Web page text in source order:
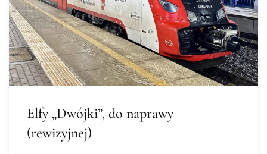
Elfy „Dwójki”, do naprawy
(rewizyjnej)